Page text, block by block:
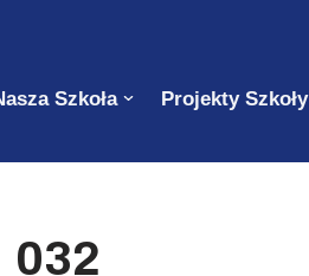
Szkoła Projekty Szkoły
032